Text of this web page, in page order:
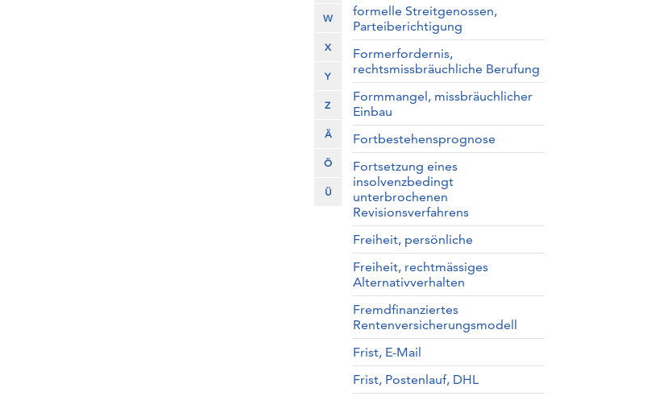
W
X
Y
Z
Ä
Ö
Ü
formelle Streitgenossen,
Parteiberichtigung
Formerfordernis,
rechtsmissbräuchliche Berufung
Formmangel, missbräuchlicher
Einbau
Fortbestehensprognose
Fortsetzung eines
insolvenzbedingt
unterbrochenen
Revisionsverfahrens
Freiheit, persönliche
Freiheit, rechtmässiges
Alternativverhalten
Fremdfinanziertes
Rentenversicherungsmodell
Frist, E-Mail
Frist, Postenlauf, DHL